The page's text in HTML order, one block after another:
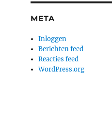
META
Inloggen
Berichten feed
Reacties feed
WordPress.org